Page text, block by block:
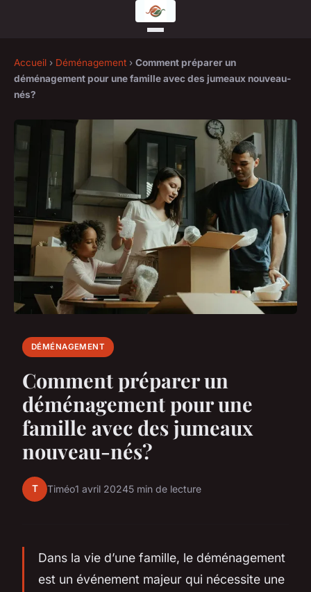
Accueil › Déménagement › Comment préparer un
déménagement pour une famille avec des jumeaux nouveau-
nés?
DÉMÉNAGEMENT
Comment préparer un
déménagement pour une
famille avec des jumeaux
nouveau-nés?
T Timéo1 avril 20245 min de lecture
Dans la vie d’une famille, le déménagement
est un événement majeur qui nécessite une